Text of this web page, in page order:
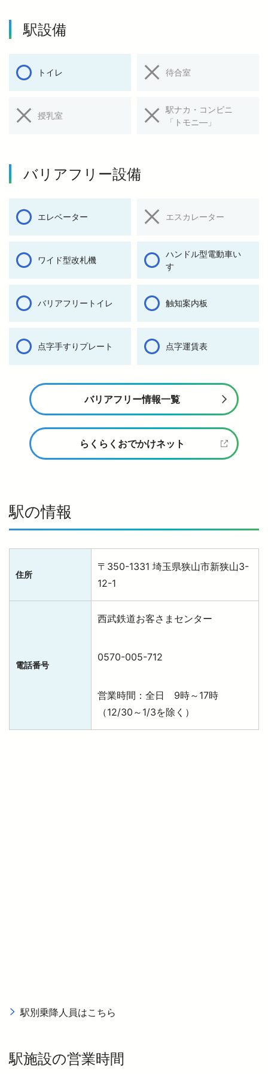
駅設備
トイレ 待合室
授乳室
駅ナカ・コンビニ
「トモニ―」
バリアフリー設備
エレベーター エスカレーター
ワイド型改札機
ハンドル型電動車い
す
バリアフリートイレ 触知案内板
点字手すりプレート 点字運賃表
バリアフリー情報一覧
らくらくおでかけネット
駅の情報
住所
〒350-1331 埼玉県狭山市新狭山3-
12-1
電話番号
西武鉄道お客さまセンター
0570-005-712
営業時間：全日 9時～17時
（12/30～1/3を除く）
駅別乗降人員はこちら
駅施設の営業時間